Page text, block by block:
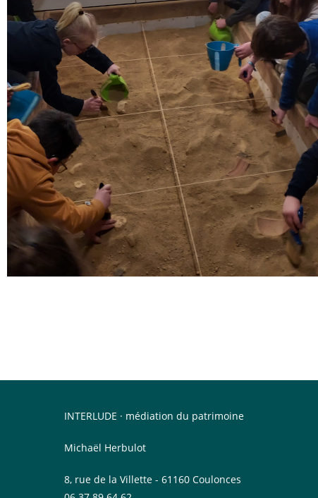
INTERLUDE · médiation du patrimoine
Michaël Herbulot
8, rue de la Villette - 61160 Coulonces